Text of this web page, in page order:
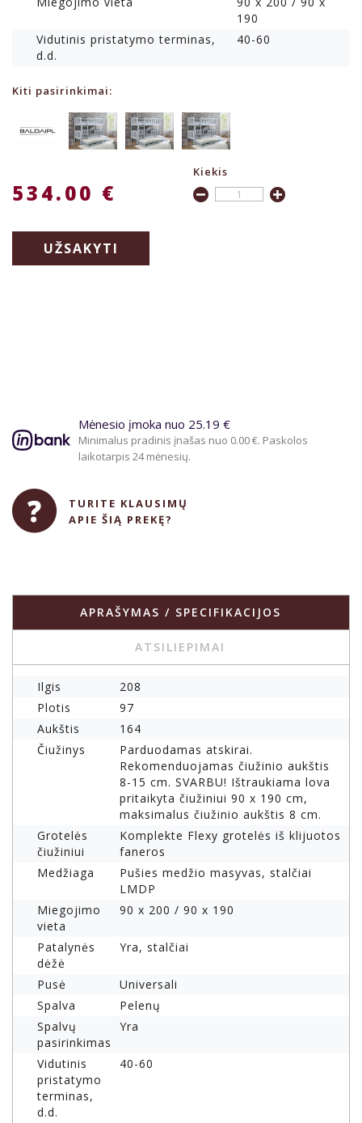
190
Vidutinis pristatymo terminas,
d.d.
40-60
Kiti pasirinkimai:
534.00 €
Kiekis
UŽSAKYTI
Mėnesio įmoka nuo 25.19 €
Minimalus pradinis įnašas nuo 0.00 €. Paskolos
laikotarpis 24 mėnesių.
TURITE KLAUSIMŲ
APIE ŠIĄ PREKĘ?
APRAŠYMAS / SPECIFIKACIJOS
ATSILIEPIMAI
Ilgis
208
Plotis
97
Aukštis
164
Čiužinys
Parduodamas atskirai.
Rekomenduojamas čiužinio aukštis
8-15 cm. SVARBU! Ištraukiama lova
pritaikyta čiužiniui 90 x 190 cm,
maksimalus čiužinio aukštis 8 cm.
Grotelės
čiužiniui
Komplekte Flexy grotelės iš klijuotos
faneros
Medžiaga
Pušies medžio masyvas, stalčiai
LMDP
Miegojimo
vieta
90 x 200 / 90 x 190
Patalynės
dėžė
Yra, stalčiai
Pusė
Universali
Spalva
Pelenų
Spalvų
pasirinkimas
Yra
Vidutinis
pristatymo
terminas,
d.d.
40-60